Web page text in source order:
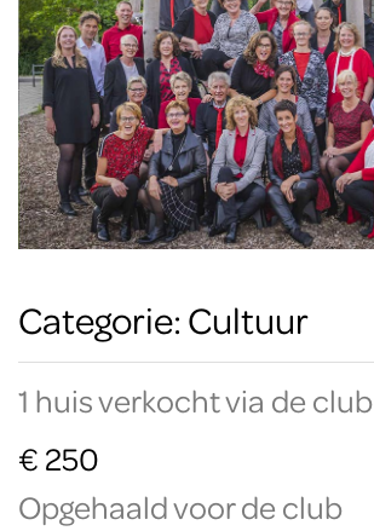
Categorie: Cultuur
1 huis verkocht via de club
€ 250
Opgehaald voor de club